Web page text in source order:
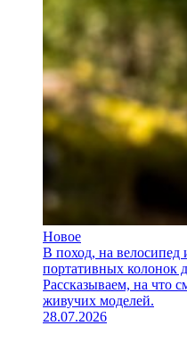
Новое
В поход, на велосипед
портативных колонок
Рассказываем, на что
живучих моделей.
28.07.2026